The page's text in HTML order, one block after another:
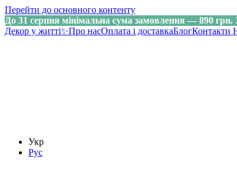
Перейти до основного контенту
До 31 серпня мінімальна сума замовлення — 890
Декор у житті✨Про насОплата і доставкаБлогКонтакти
Укр
Рус